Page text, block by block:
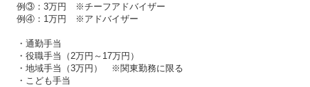
例③：3万円 ※チーフアドバイザー
例④：1万円 ※アドバイザー
・通勤手当
・役職手当（2万円～17万円）
・地域手当（3万円） ※関東勤務に限る
・こども手当